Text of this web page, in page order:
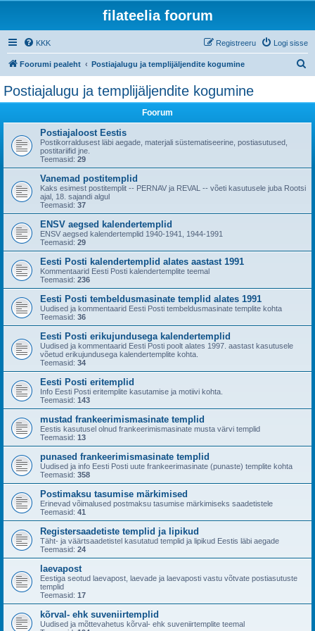
filateelia foorum
KKK Logi sisse
Registreeru
Foorumi pealeht Postiajalugu ja templijäljendite kogumine
Postiajalugu ja templijäljendite kogumine
Foorum
Postiajaloost Eestis
Postikorraldusest läbi aegade, materjali süstematiseerine, postiasutused,
postitariifid jne.
Teemasid: 29
Vanemad postitemplid
Kaks esimest postitemplit -- PERNAV ja REVAL -- võeti kasutusele juba Rootsi
ajal, 18. sajandi algul
Teemasid: 37
ENSV aegsed kalendertemplid
ENSV aegsed kalendertemplid 1940-1941, 1944-1991
Teemasid: 29
Eesti Posti kalendertemplid alates aastast 1991
Kommentaarid Eesti Posti kalendertemplite teemal
Teemasid: 236
Eesti Posti tembeldusmasinate templid alates 1991
Uudised ja kommentaarid Eesti Posti tembeldusmasinate templite kohta
Teemasid: 36
Eesti Posti erikujundusega kalendertemplid
Uudised ja kommentaarid Eesti Posti poolt alates 1997. aastast kasutusele
võetud erikujundusega kalendertemplite kohta.
Teemasid: 34
Eesti Posti eritemplid
Info Eesti Posti eritemplite kasutamise ja motiivi kohta.
Teemasid: 143
mustad frankeerimismasinate templid
Eestis kasutusel olnud frankeerimismasinate musta värvi templid
Teemasid: 13
punased frankeerimismasinate templid
Uudised ja info Eesti Posti uute frankeerimasinate (punaste) templite kohta
Teemasid: 358
Postimaksu tasumise märkimised
Erinevad võimalused postmaksu tasumise märkimiseks saadetistele
Teemasid: 41
Registersaadetiste templid ja lipikud
Täht- ja väärtsaadetistel kasutatud templid ja lipikud Eestis läbi aegade
Teemasid: 24
laevapost
Eestiga seotud laevapost, laevade ja laevaposti vastu võtvate postiasutuste
templid
Teemasid: 17
kõrval- ehk suveniirtemplid
Uudised ja mõttevahetus kõrval- ehk suveniirtemplite teemal